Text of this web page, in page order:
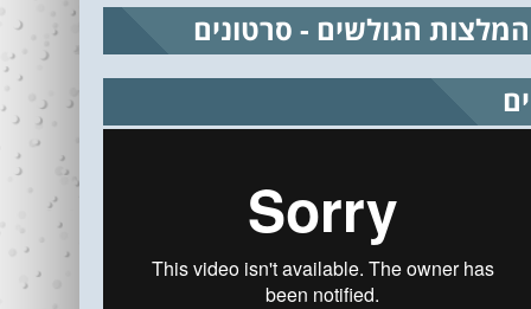
המלצות הגולשים - סרטונים
ים